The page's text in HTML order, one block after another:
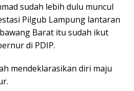
sudah lebih dulu muncul
Pilgub Lampung lantaran
Barat itu sudah ikut
di PDIP.
mendeklarasikan diri maju